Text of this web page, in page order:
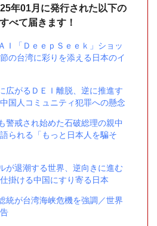
年01月に発行された以下の
べて届きます！
Ｉ「ＤｅｅｐＳｅｅｋ」ショッ
の台湾に彩りを添える日本のイ
広がるＤＥＩ離脱、逆に推進す
国人コミュニティ犯罪への懸念
警戒され始めた石破総理の親中
られる「もっと日本人を騙そ
が退潮する世界、逆向きに進む
掛ける中国にすり寄る日本
統が台湾海峡危機を強調／世界